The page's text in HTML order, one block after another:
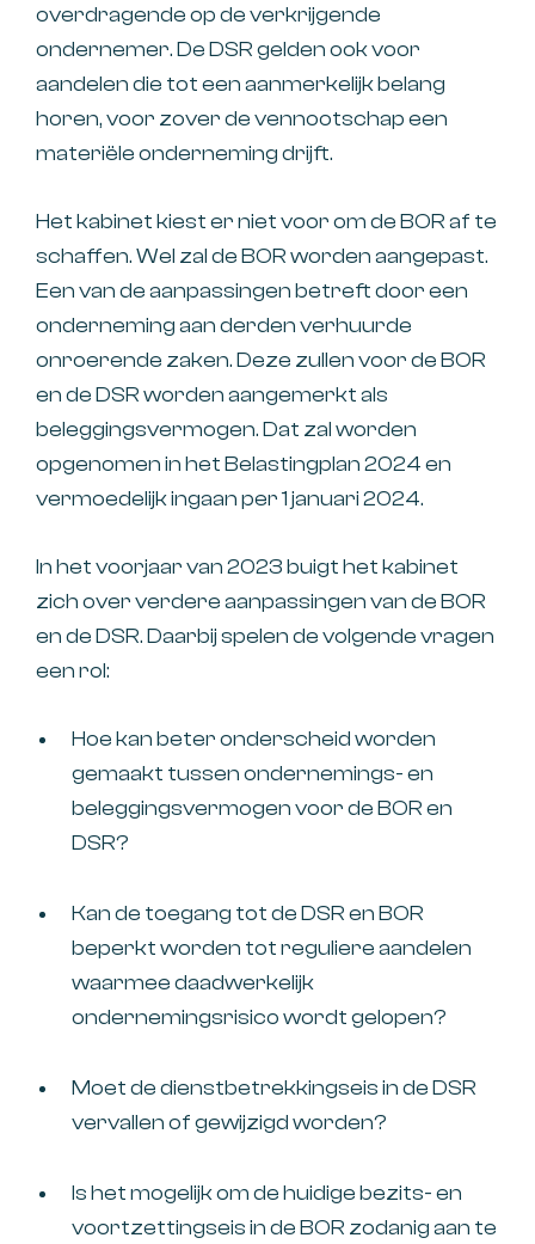
overdragende op de verkrijgende
ondernemer. De DSR gelden ook voor
aandelen die tot een aanmerkelijk belang
horen, voor zover de vennootschap een
materiële onderneming drijft.
Het kabinet kiest er niet voor om de BOR af te
schaffen. Wel zal de BOR worden aangepast.
Een van de aanpassingen betreft door een
onderneming aan derden verhuurde
onroerende zaken. Deze zullen voor de BOR
en de DSR worden aangemerkt als
beleggingsvermogen. Dat zal worden
opgenomen in het Belastingplan 2024 en
vermoedelijk ingaan per 1 januari 2024.
In het voorjaar van 2023 buigt het kabinet
zich over verdere aanpassingen van de BOR
en de DSR. Daarbij spelen de volgende vragen
een rol:
Hoe kan beter onderscheid worden
gemaakt tussen ondernemings- en
beleggingsvermogen voor de BOR en
DSR?
Kan de toegang tot de DSR en BOR
beperkt worden tot reguliere aandelen
waarmee daadwerkelijk
ondernemingsrisico wordt gelopen?
Moet de dienstbetrekkingseis in de DSR
vervallen of gewijzigd worden?
Is het mogelijk om de huidige bezits- en
voortzettingseis in de BOR zodanig aan te